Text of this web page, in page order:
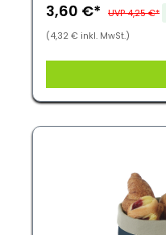
3,60 €* UVP 4,25 €*
(4,32 € inkl. MwSt.)